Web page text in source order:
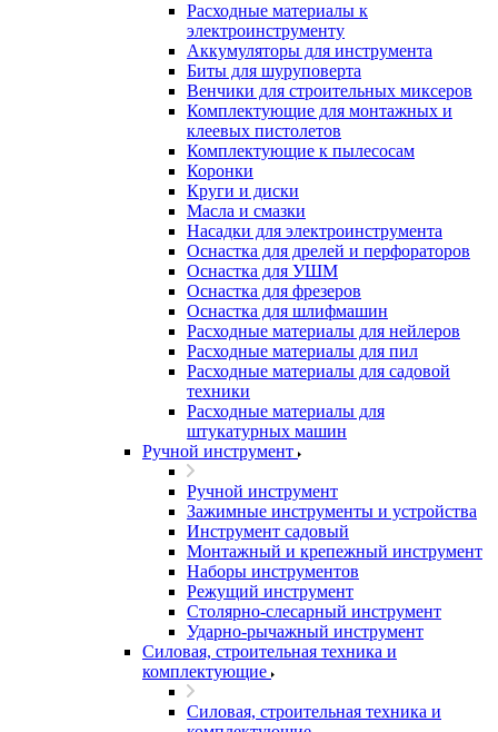
Расходные материалы к
электроинструменту
Аккумуляторы для инструмента
Биты для шуруповерта
Венчики для строительных миксеров
Комплектующие для монтажных и
клеевых пистолетов
Комплектующие к пылесосам
Коронки
Круги и диски
Масла и смазки
Насадки для электроинструмента
Оснастка для дрелей и перфораторов
Оснастка для УШМ
Оснастка для фрезеров
Оснастка для шлифмашин
Расходные материалы для нейлеров
Расходные материалы для пил
Расходные материалы для садовой
техники
Расходные материалы для
штукатурных машин
Ручной инструмент
Ручной инструмент
Зажимные инструменты и устройства
Инструмент садовый
Монтажный и крепежный инструмент
Наборы инструментов
Режущий инструмент
Столярно-слесарный инструмент
Ударно-рычажный инструмент
Силовая, строительная техника и
комплектующие
Силовая, строительная техника и